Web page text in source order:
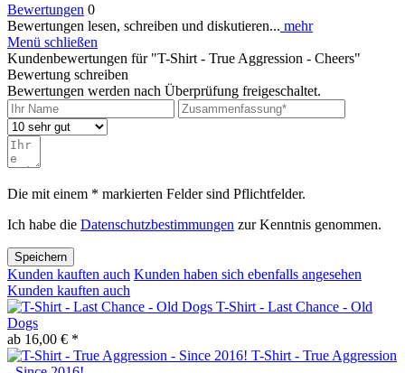
Bewertungen 0
Bewertungen lesen, schreiben und diskutieren... mehr
Menü schließen
Kundenbewertungen für "T-Shirt - True Aggression - Cheers"
Bewertung schreiben
Bewertungen werden nach Überprüfung freigeschaltet.
Die mit einem * markierten Felder sind Pflichtfelder.
Ich habe die Datenschutzbestimmungen zur Kenntnis genommen.
Speichern
Kunden kauften auch Kunden haben sich ebenfalls angesehen
Kunden kauften auch
T-Shirt - Last Chance - Old
Dogs
ab 16,00 € *
T-Shirt - True Aggression